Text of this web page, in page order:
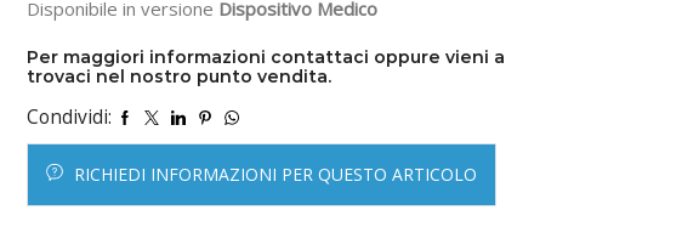
Disponibile in versione Dispositivo Medico
Per maggiori informazioni contattaci oppure vieni a
trovaci nel nostro punto vendita.
Condividi:
RICHIEDI INFORMAZIONI PER QUESTO ARTICOLO